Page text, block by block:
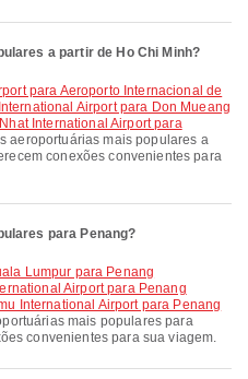
a partir de Ho Chi Minh?
Airport para Don Mueang
International Airport para
aeroportuárias mais populares a
conexões convenientes para
para Penang?
Airport para Penang
International Airport para Penang
mais populares para
convenientes para sua viagem.